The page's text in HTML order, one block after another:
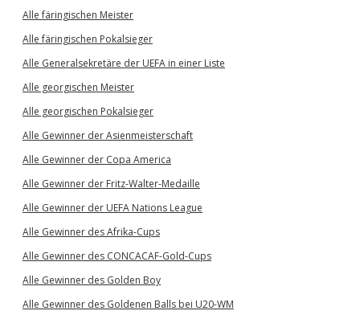
Alle färingischen Meister
Alle färingischen Pokalsieger
Alle Generalsekretäre der UEFA in einer Liste
Alle georgischen Meister
Alle georgischen Pokalsieger
Alle Gewinner der Asienmeisterschaft
Alle Gewinner der Copa America
Alle Gewinner der Fritz-Walter-Medaille
Alle Gewinner der UEFA Nations League
Alle Gewinner des Afrika-Cups
Alle Gewinner des CONCACAF-Gold-Cups
Alle Gewinner des Golden Boy
Alle Gewinner des Goldenen Balls bei U20-WM